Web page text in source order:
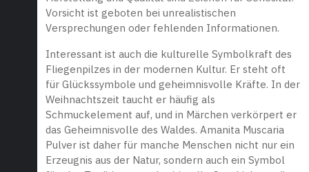
Vorsicht ist geboten bei unrealistischen
Versprechungen oder fehlenden Informationen.
Interessant ist auch die kulturelle Symbolkraft des
Fliegenpilzes in der modernen Kultur. Er steht oft
für Glückssymbole und geheimnisvolle Kräfte. In der
Weihnachtszeit taucht er häufig als
Schmuckelement auf, und in Märchen verkörpert er
das Geheimnisvolle des Waldes. Amanita Muscaria
Pulver ist daher für manche Menschen nicht nur ein
Erzeugnis aus der Natur, sondern auch ein Symbol